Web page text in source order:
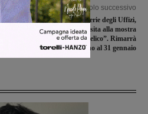
Articolo successivo
Il direttore delle Gallerie degli Uffizi,
Eike Schmidt, in visita alla mostra
“Masaccio e Angelico”. Rimarrà
aperta fino al 31 gennaio